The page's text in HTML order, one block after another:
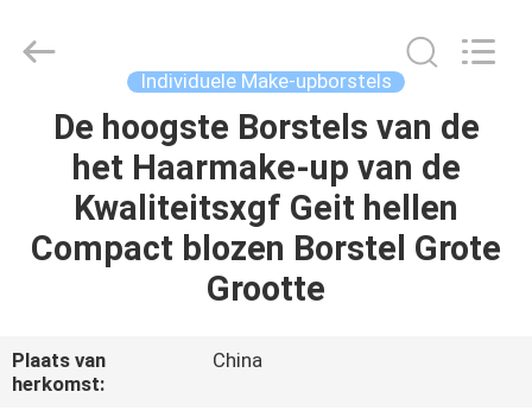
HUIS
PRODUCTEN
ONGEVEER
FABRIEKSREIS
Chanmy
Cosmetics
Individuele Make-upborstels
De hoogste Borstels van de
het Haarmake-up van de
Kwaliteitsxgf Geit hellen
Compact blozen Borstel Grote
Grootte
Plaats van
herkomst:
China